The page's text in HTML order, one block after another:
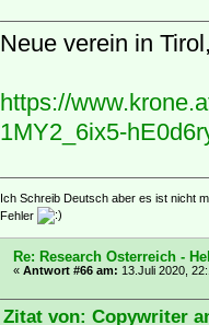
Neue verein in
https://
1MY2_6ix5-
Ich Schreib Deutsch aber es ist nicht
Fehler
Re: Research Österreich -
«Antwort #66 am: 13.Juli 2020,
Zitat von: Copywriter